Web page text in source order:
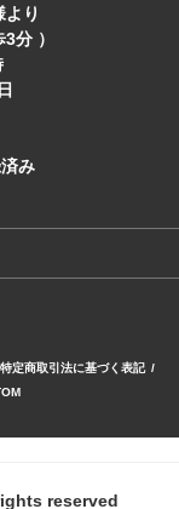
より
分 ）
み
特定商取引法に基づく表記 /
reserved